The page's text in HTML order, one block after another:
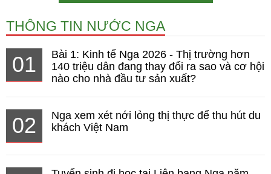
THÔNG TIN NƯỚC NGA
01
Bài 1: Kinh tế Nga 2026 - Thị trường hơn
140 triệu dân đang thay đổi ra sao và cơ hội
nào cho nhà đầu tư sản xuất?
02
Nga xem xét nới lỏng thị thực để thu hút du
khách Việt Nam